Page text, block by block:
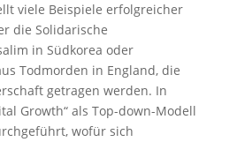
viele Beispiele erfolgreicher
die Solidarische
in Südkorea oder
Todmorden in England, die
getragen werden. In
Growth“ als Top-down-Modell
wofür sich